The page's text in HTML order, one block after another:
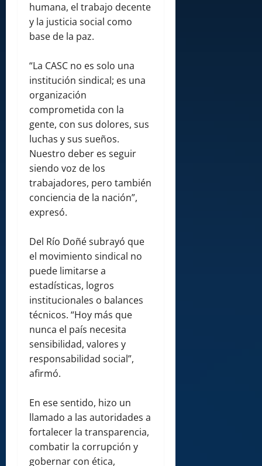
humana, el trabajo decente
y la justicia social como
base de la paz.
“La CASC no es solo una
institución sindical; es una
organización
comprometida con la
gente, con sus dolores, sus
luchas y sus sueños.
Nuestro deber es seguir
siendo voz de los
trabajadores, pero también
conciencia de la nación”,
expresó.
Del Río Doñé subrayó que
el movimiento sindical no
puede limitarse a
estadísticas, logros
institucionales o balances
técnicos. “Hoy más que
nunca el país necesita
sensibilidad, valores y
responsabilidad social”,
afirmó.
En ese sentido, hizo un
llamado a las autoridades a
fortalecer la transparencia,
combatir la corrupción y
gobernar con ética,